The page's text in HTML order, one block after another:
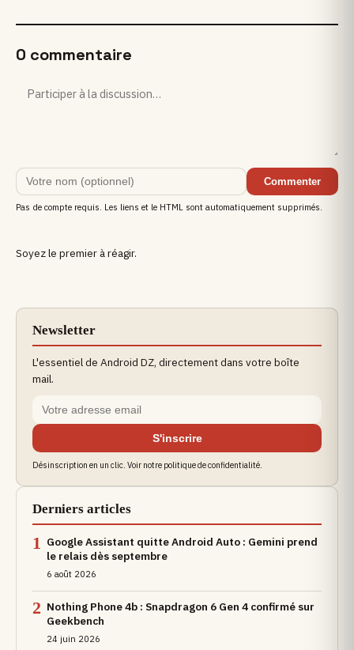
0 commentaire
Commenter
Pas de compte requis. Les liens et le HTML sont automatiquement supprimés.
Soyez le premier à réagir.
Newsletter
L'essentiel de Android DZ, directement dans votre boîte
mail.
S'inscrire
Désinscription en un clic. Voir notre politique de confidentialité.
Derniers articles
1
Google Assistant quitte Android Auto : Gemini prend
le relais dès septembre
6 août 2026
2 Nothing Phone 4b : Snapdragon 6 Gen 4 confirmé sur
Geekbench
24 juin 2026